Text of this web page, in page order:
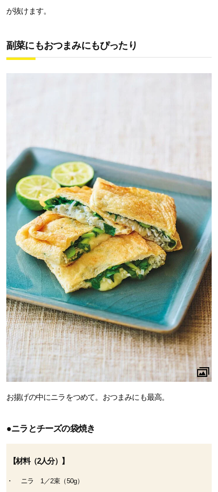
が抜けます。
副菜にもおつまみにもぴったり
お揚げの中にニラをつめて。おつまみにも最高。
●ニラとチーズの袋焼き
【材料（2人分）】
ニラ 1／2束（50g）